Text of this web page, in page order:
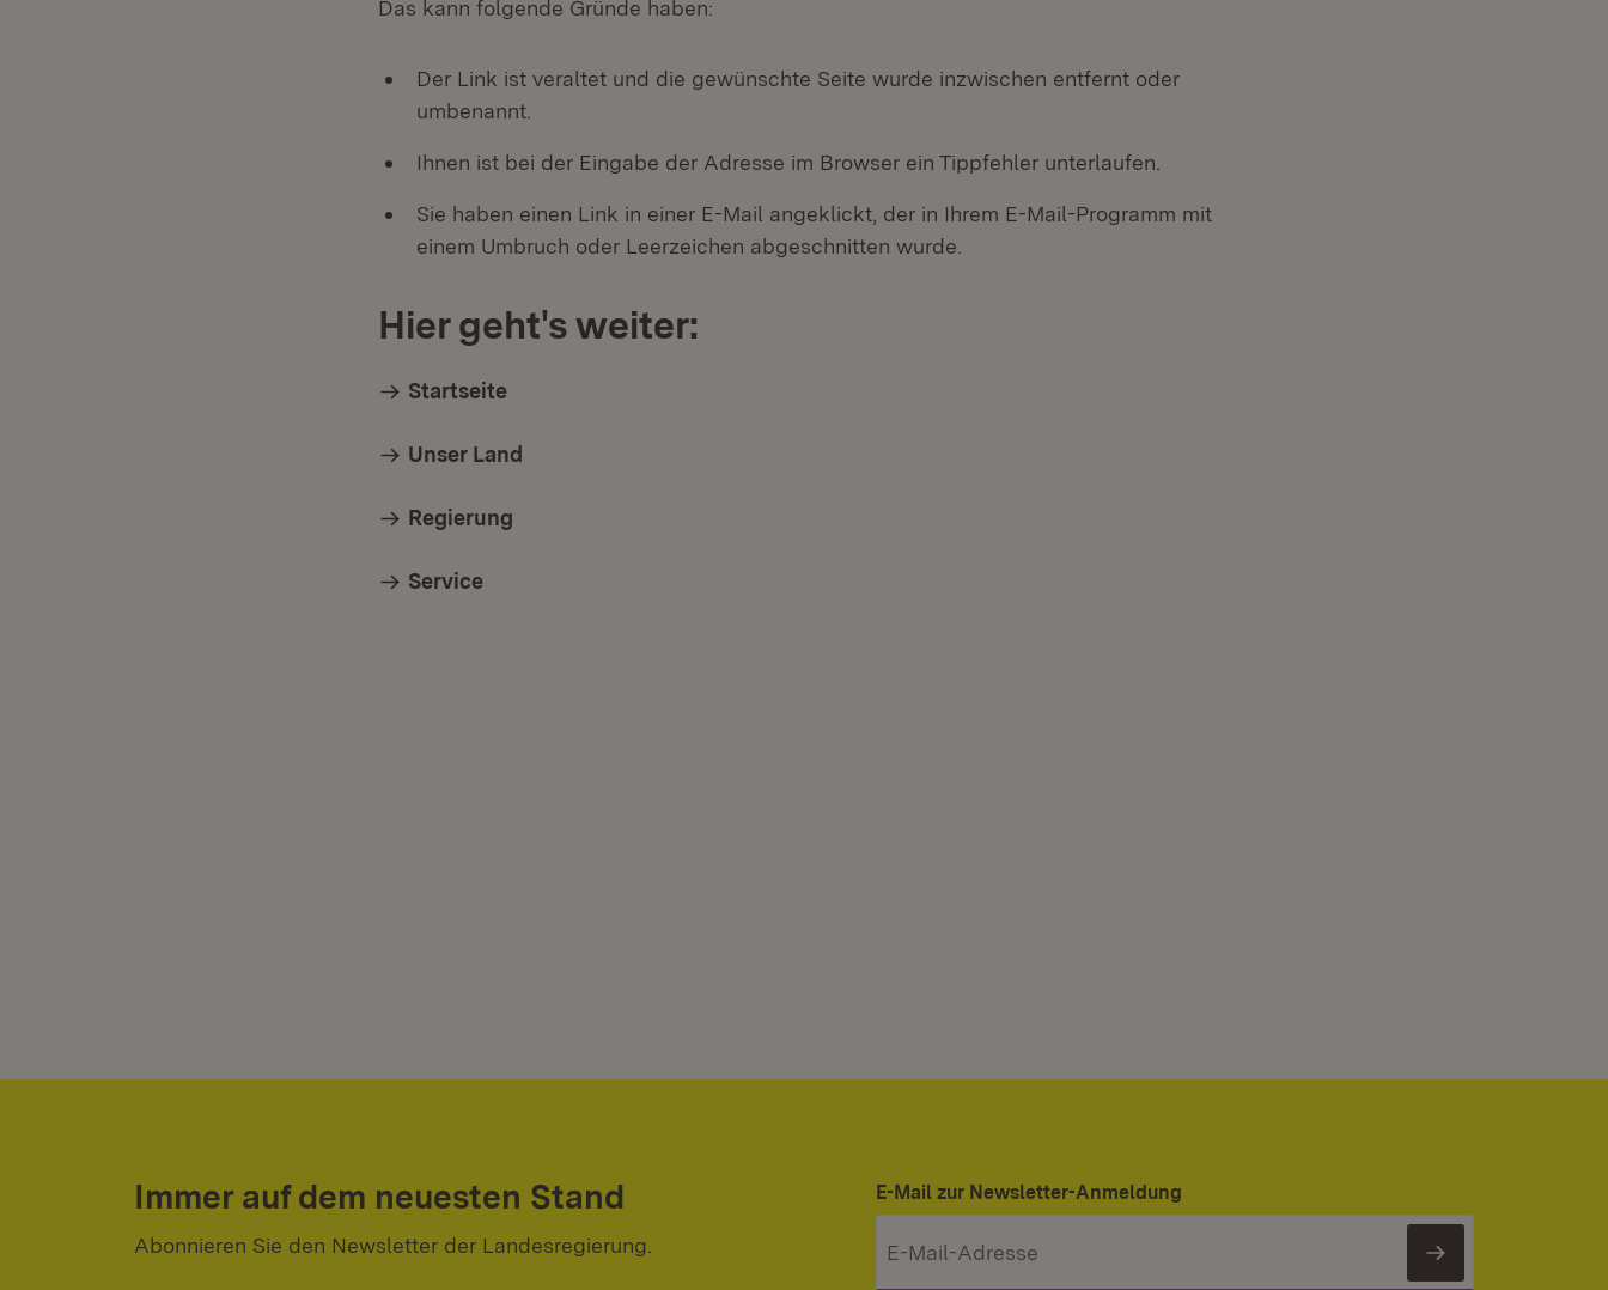
Das kann folgende Gründe haben:
Der Link ist veraltet und die gewünschte Seite wurde inzwischen entfernt oder
umbenannt.
Ihnen ist bei der Eingabe der Adresse im Browser ein Tippfehler unterlaufen.
Sie haben einen Link in einer E-Mail angeklickt, der in Ihrem E-Mail-Programm mit
einem Umbruch oder Leerzeichen abgeschnitten wurde.
Hier geht's weiter:
Startseite
Unser Land
Regierung
Service
Immer auf dem neuesten Stand
Abonnieren Sie den Newsletter der Landesregierung.
E-Mail zur Newsletter-Anmeldung
Newsletter